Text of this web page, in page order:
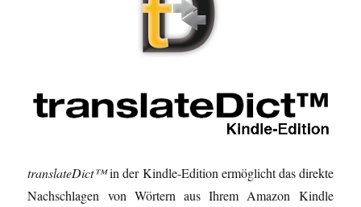
translateDict™in der Kindle-Edition ermöglicht das direkte
Nachschlagen von Wörtern aus Ihrem Amazon Kindle